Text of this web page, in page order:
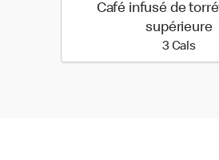
Café infusé de
supérieure
3 Cals3